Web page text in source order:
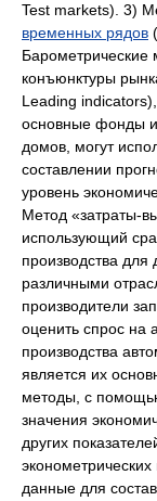
Test markets). 3)
временных рядов
Барометрические
конъюнктуры
Leading
основные фонды
домов, могут
составлении
уровень
Метод «затраты-
использующий
производства
различными
производители
оценить спрос на
производства
является их
методы, с
значения
других
эконометрических
данные для